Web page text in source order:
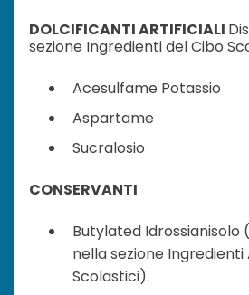
DOLCIFICANTI ARTIFICIALI
sezione Ingredienti del Cibo
Acesulfame Potassio
Aspartame
Sucralosio
CONSERVANTI
Butylated Idrossianisolo
nella sezione
Scolastici).